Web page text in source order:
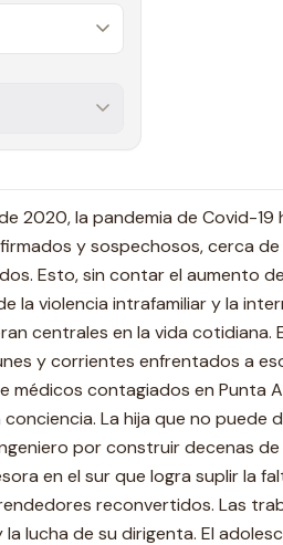
2020, la pandemia de Covid-19
y sospechosos, cerca
Esto, sin contar el aumento
la violencia intrafamiliar y la
centrales en la vida cotidiana.
y corrientes enfrentados a
médicos contagiados en Punta
La hija que no puede
por construir decenas
en el sur que logra suplir la
reconvertidos. Las
lucha de su dirigenta. El